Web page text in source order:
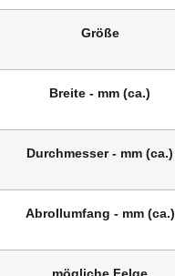
Größe
Breite - mm (ca.)
Durchmesser - mm (ca.)
Abrollumfang - mm (ca.)